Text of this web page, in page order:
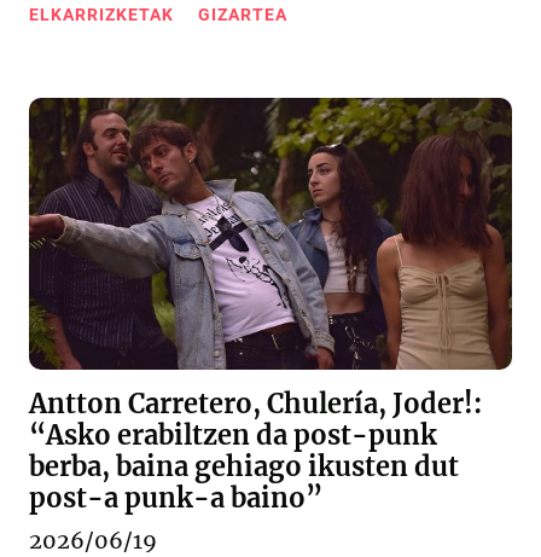
ELKARRIZKETAK GIZARTEA
Antton Carretero, Chulería, Joder!:
“Asko erabiltzen da post-punk
berba, baina gehiago ikusten dut
post-a punk-a baino”
2026/06/19